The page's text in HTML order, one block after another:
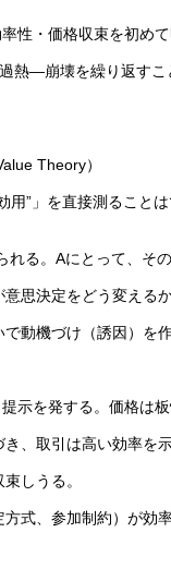
性・価格収束を初めて
熱—崩壊を繰り返すこ
Theory）
”」を直接測るこ
る。Aにとって、そ
思決定をどう変える
動機づけ（誘因）を
示を発する。価格は
、取引は高い効率を示
しうる。
式、参加制約）が効